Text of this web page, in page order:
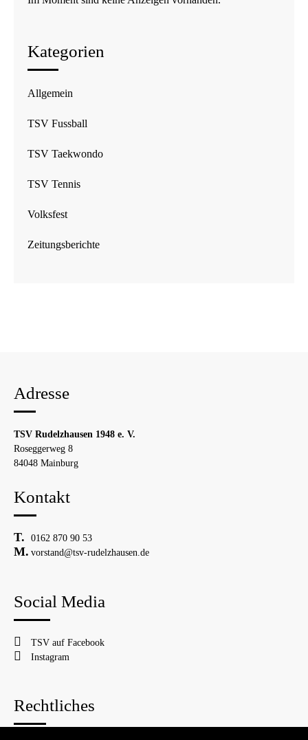
Kategorien
Allgemein
TSV Fussball
TSV Taekwondo
TSV Tennis
Volksfest
Zeitungsberichte
Adresse
TSV Rudelzhausen 1948 e. V.
Roseggerweg 8
84048 Mainburg
Kontakt
0162 870 90 53
vorstand@tsv-rudelzhausen.de
Social Media
TSV auf Facebook
Instagram
Rechtliches